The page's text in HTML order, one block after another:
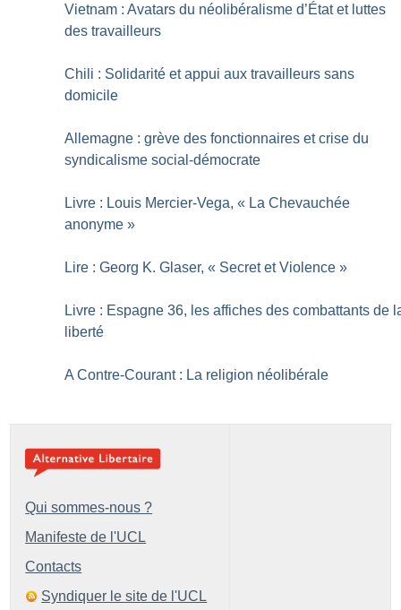
Vietnam : Avatars du néolibéralisme d’État et luttes
des travailleurs
Chili : Solidarité et appui aux travailleurs sans
domicile
Allemagne : grève des fonctionnaires et crise du
syndicalisme social-démocrate
Livre : Louis Mercier-Vega, « La Chevauchée
anonyme »
Lire : Georg K. Glaser, « Secret et Violence »
Livre : Espagne 36, les affiches des combattants de
liberté
A Contre-Courant : La religion néolibérale
Qui sommes-nous ?
Manifeste de l'UCL
Contacts
Syndiquer le site de l'UCL